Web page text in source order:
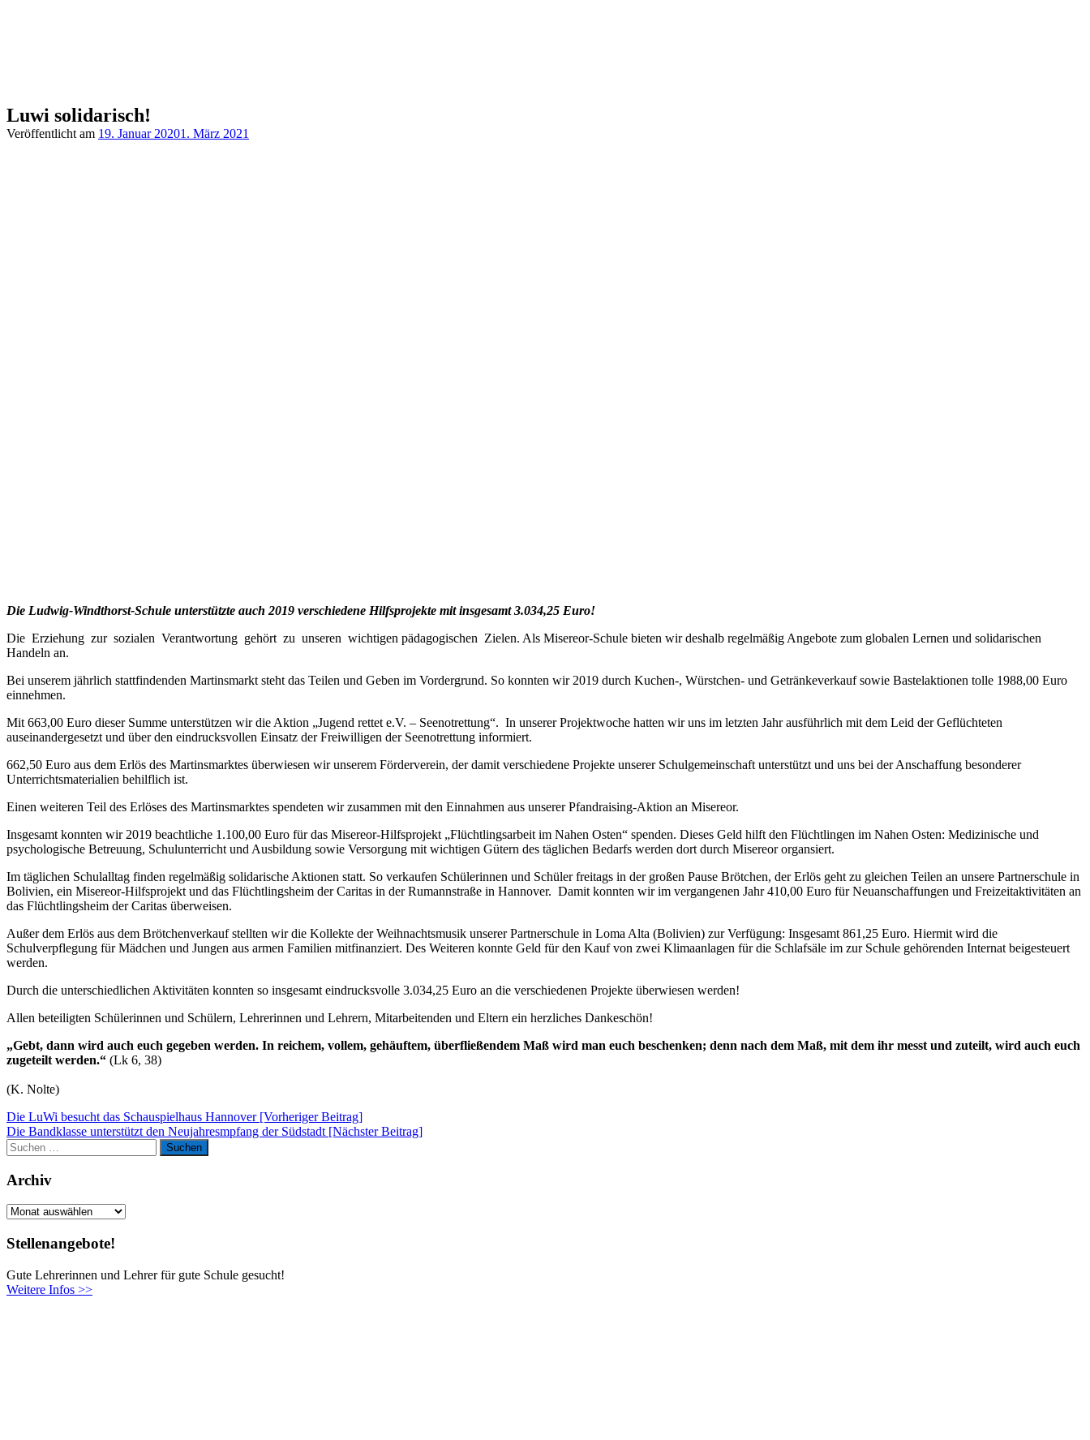
Luwi solidarisch!
Veröffentlicht am 19. Januar 20201. März 2021
Die Ludwig-Windthorst-Schule unterstützte auch 2019 verschiedene Hilfsprojekte mit insgesamt3.034,25 Euro!
Die Erziehung zur sozialen Verantwortung gehört zu unseren wichtigen pädagogischen Zielen. Als Misereor-Schule bieten wir deshalb regelmäßig Angebote zum globalen Lernen und solidarischen
Handeln an.
Bei unserem jährlich stattfindenden Martinsmarkt steht das Teilen und Geben im Vordergrund. So konnten wir 2019 durch Kuchen-, Würstchen- und Getränkeverkauf sowie Bastelaktionen tolle 1988,00 Euro
einnehmen.
Mit 663,00 Euro dieser Summe unterstützen wir die Aktion „Jugend rettet e.V. – Seenotrettung“. In unserer Projektwoche hatten wir uns im letzten Jahr ausführlich mit dem Leid der Geflüchteten
auseinandergesetzt und über den eindrucksvollen Einsatz der Freiwilligen der Seenotrettung informiert.
662,50 Euro aus dem Erlös des Martinsmarktes überwiesen wir unserem Förderverein, der damit verschiedene Projekte unserer Schulgemeinschaft unterstützt und uns bei der Anschaffung besonderer
Unterrichtsmaterialien behilflich ist.
Einen weiteren Teil des Erlöses des Martinsmarktes spendeten wir zusammen mit den Einnahmen aus unserer Pfandraising-Aktion an Misereor.
Insgesamt konnten wir 2019 beachtliche 1.100,00 Euro für das Misereor-Hilfsprojekt „Flüchtlingsarbeit im Nahen Osten“ spenden. Dieses Geld hilft den Flüchtlingen im Nahen Osten: Medizinische und
psychologische Betreuung, Schulunterricht und Ausbildung sowie Versorgung mit wichtigen Gütern des täglichen Bedarfs werden dort durch Misereor organsiert.
Im täglichen Schulalltag finden regelmäßig solidarische Aktionen statt. So verkaufen Schülerinnen und Schüler freitags in der großen Pause Brötchen, der Erlös geht zu gleichen Teilen an unsere Partnerschule in
Bolivien, ein Misereor-Hilfsprojekt und das Flüchtlingsheim der Caritas in der Rumannstraße in Hannover. Damit konnten wir im vergangenen Jahr 410,00 Euro für Neuanschaffungen und Freizeitaktivitäten an
das Flüchtlingsheim der Caritas überweisen.
Außer dem Erlös aus dem Brötchenverkauf stellten wir die Kollekte der Weihnachtsmusik unserer Partnerschule in Loma Alta (Bolivien) zur Verfügung: Insgesamt 861,25 Euro. Hiermit wird die
Schulverpflegung für Mädchen und Jungen aus armen Familien mitfinanziert. Des Weiteren konnte Geld für den Kauf von zwei Klimaanlagen für die Schlafsäle im zur Schule gehörenden Internat beigesteuert
werden.
Durch die unterschiedlichen Aktivitäten konnten so insgesamt eindrucksvolle 3.034,25 Euro an die verschiedenen Projekte überwiesen werden!
Allen beteiligten Schülerinnen und Schülern, Lehrerinnen und Lehrern, Mitarbeitenden und Eltern ein herzliches Dankeschön!
„Gebt, dann wird auch euch gegeben werden. In reichem, vollem, gehäuftem, überfließendem Maß wird man euch beschenken; denn nach dem Maß, mit dem ihr messt und zuteilt, wird auch euch
zugeteilt werden.“ (Lk 6, 38)
(K. Nolte)
Beitragsnavigation
Die LuWi besucht das Schauspielhaus Hannover [Vorheriger Beitrag]
Die Bandklasse unterstützt den Neujahresmpfang der Südstadt [Nächster Beitrag]
Suchen
nach:
Suchen
Archiv
Archiv
Stellenangebote!
Gute Lehrerinnen und Lehrer für gute Schule gesucht!
Weitere Infos >>